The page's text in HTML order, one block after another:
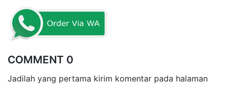
COMMENT 0
Jadilah yang pertama kirim komentar pada halaman